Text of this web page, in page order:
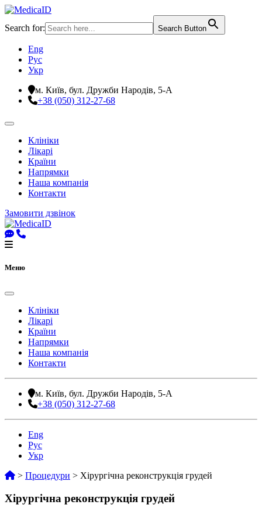
Search for: Search Button
Eng
Рус
Укр
м. Київ, бул. Дружби Народів, 5-А
+38 (050) 312-27-68
Клініки
Лікарі
Країни
Напрямки
Наша компанія
Контакти
Замовити дзвінок
Меню
Клініки
Лікарі
Країни
Напрямки
Наша компанія
Контакти
м. Київ, бул. Дружби Народів, 5-А
+38 (050) 312-27-68
Eng
Рус
Укр
> Процедури > Хірургічна реконструкція грудей
Хірургічна реконструкція грудей